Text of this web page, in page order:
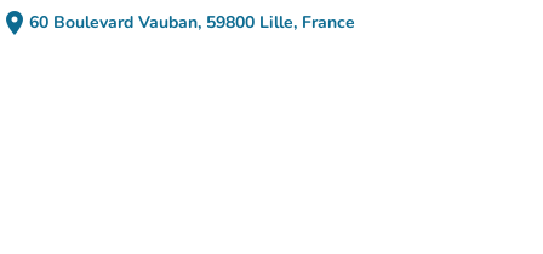
place 60 Boulevard Vauban, 59800 Lille, France
(abrir en Google Maps)
(nueva pestaña)